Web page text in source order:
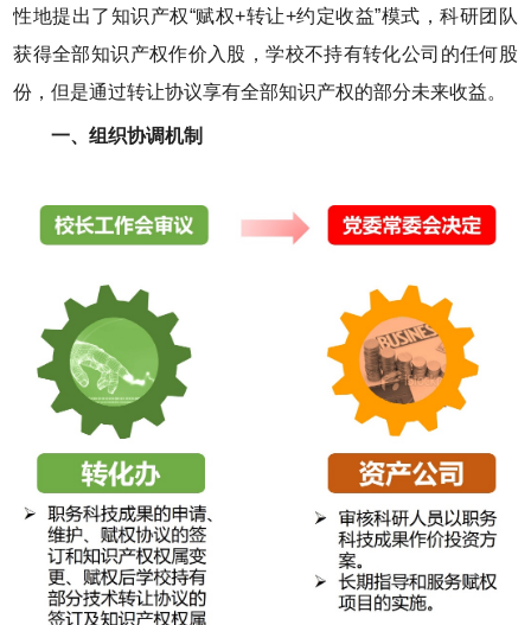
性地提出了知识产权“赋权+转让+约定收益”模式，科研团队
获得全部知识产权作价入股，学校不持有转化公司的任何股
份，但是通过转让协议享有全部知识产权的部分未来收益。
一、组织协调机制